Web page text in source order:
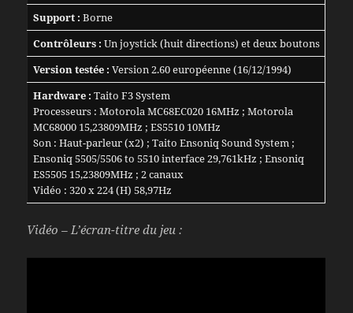
Support : Borne
Contrôleurs : Un joystick (huit directions) et deux boutons
Version testée : Version 2.60 européenne (16/12/1994)
Hardware : Taito F3 System
Processeurs : Motorola MC68EC020 16MHz ; Motorola
MC68000 15,23809MHz ; ES5510 10MHz
Son : Haut-parleur (x2) ; Taito Ensoniq Sound System ;
Ensoniq 5505/5506 to 5510 interface 29,761kHz ; Ensoniq
ES5505 15,23809MHz ; 2 canaux
Vidéo : 320 x 224 (H) 58,97Hz
Vidéo – L’écran-titre du jeu :